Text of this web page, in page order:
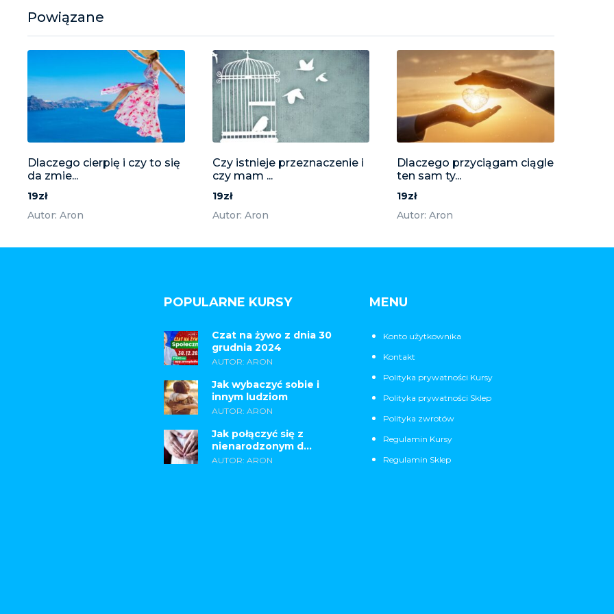
Powiązane
Dlaczego cierpię i czy to się
da zmie...
19zł
Autor: Aron
Czy istnieje przeznaczenie i
czy mam ...
19zł
Autor: Aron
Dlaczego przyciągam ciągle
ten sam ty...
19zł
Autor: Aron
POPULARNE KURSY
Czat na żywo z dnia 30
grudnia 2024
AUTOR: ARON
Jak wybaczyć sobie i
innym ludziom
AUTOR: ARON
Jak połączyć się z
nienarodzonym d...
AUTOR: ARON
MENU
Konto użytkownika
Kontakt
Polityka prywatności Kursy
Polityka prywatności Sklep
Polityka zwrotów
Regulamin Kursy
Regulamin Sklep